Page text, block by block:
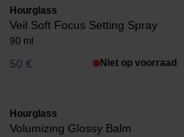
Hourglass
Veil Soft Focus Setting Spray
90 ml
50 € Niet op voorraad
Hourglass
Volumizing Glossy Balm